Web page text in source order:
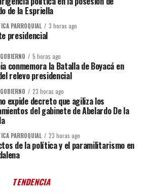
de la Espriella
PARROQUIAL 3 horas ago
presidencial
5 horas ago
conmemora la Batalla de Boyacá en
relevo presidencial
23 horas ago
expide decreto que agiliza los
del gabinete de Abelardo De la
PARROQUIAL 23 horas ago
de la política y el paramilitarismo en
TENDENCIA